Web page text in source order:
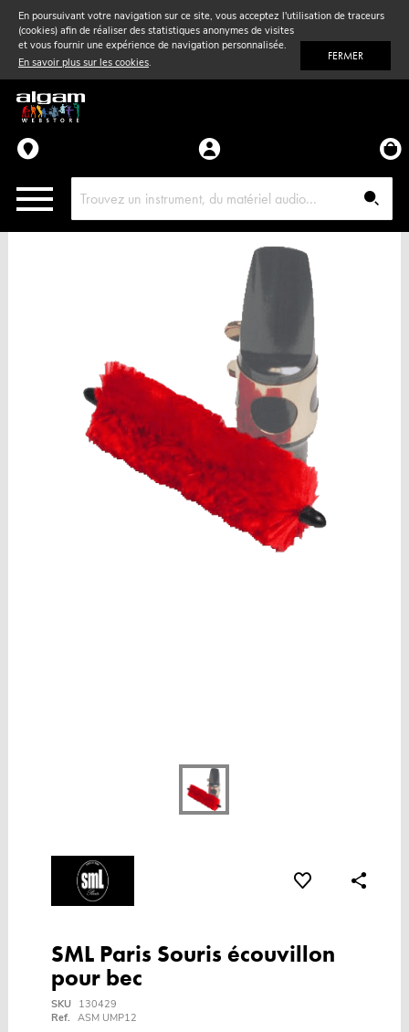
En poursuivant votre navigation sur ce site, vous acceptez l'utilisation de traceurs
(cookies) afin de réaliser des statistiques anonymes de visites
et vous fournir une expérience de navigation personnalisée.
En savoir plus sur les cookies. FERMER
Vent& Violon
Accessoires
Pièces détachées
SML Paris Souris écouvillon
pour bec
SKU
130429
Ref. ASM UMP12